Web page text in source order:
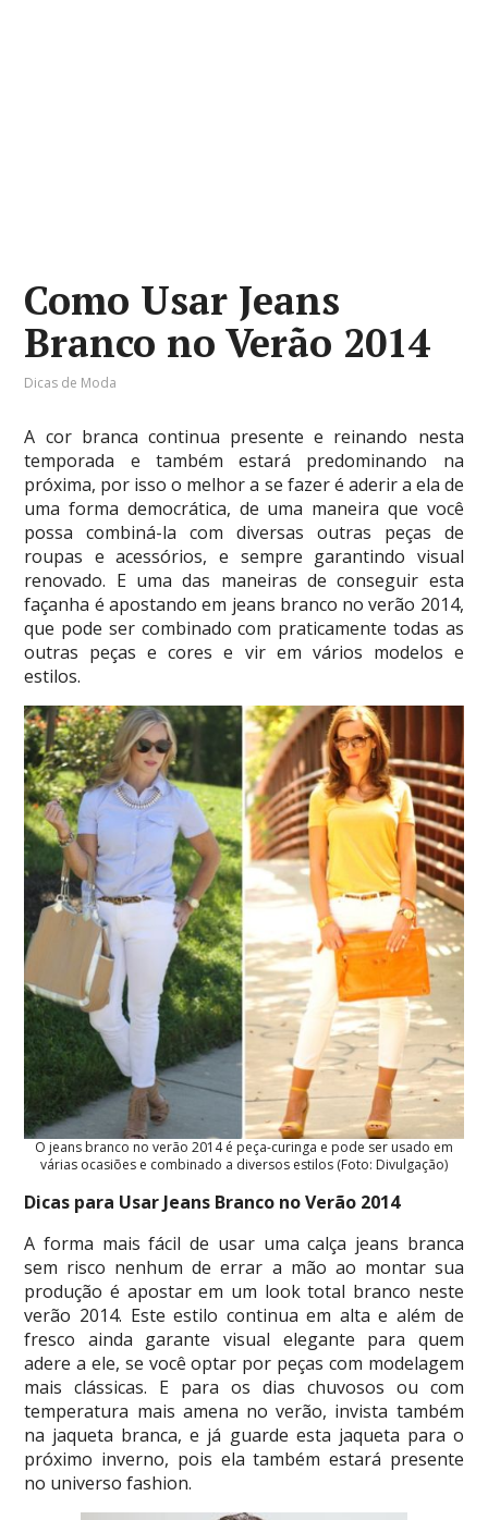
Como Usar Jeans
Branco no Verão 2014
Dicas de Moda
A cor branca continua presente e reinando nesta
temporada e também estará predominando na
próxima, por isso o melhor a se fazer é aderir a ela de
uma forma democrática, de uma maneira que você
possa combiná-la com diversas outras peças de
roupas e acessórios, e sempre garantindo visual
renovado. E uma das maneiras de conseguir esta
façanha é apostando em jeans branco no verão 2014,
que pode ser combinado com praticamente todas as
outras peças e cores e vir em vários modelos e
estilos.
O jeans branco no verão 2014 é peça-curinga e pode ser usado em
várias ocasiões e combinado a diversos estilos (Foto: Divulgação)
Dicas para Usar Jeans Branco no Verão 2014
A forma mais fácil de usar uma calça jeans branca
sem risco nenhum de errar a mão ao montar sua
produção é apostar em um look total branco neste
verão 2014. Este estilo continua em alta e além de
fresco ainda garante visual elegante para quem
adere a ele, se você optar por peças com modelagem
mais clássicas. E para os dias chuvosos ou com
temperatura mais amena no verão, invista também
na jaqueta branca, e já guarde esta jaqueta para o
próximo inverno, pois ela também estará presente
no universo fashion.